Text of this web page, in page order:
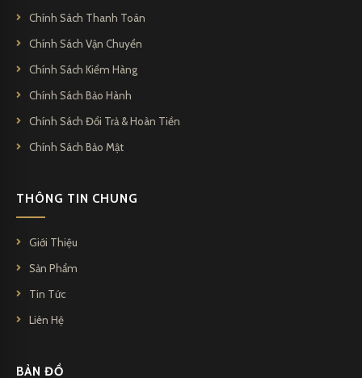
tin cậy và đáng ngưỡng mộ trong ngành công nghiệp viết.
Chính Sách Thanh Toán
Chính Sách Vận Chuyển
Chính Sách Kiểm Hàng
Chính Sách Bảo Hành
Chính Sách Đổi Trả & Hoàn Tiền
Chính Sách Bảo Mật
THÔNG TIN CHUNG
Giới Thiệu
Sản Phẩm
Tin Tức
Liên Hệ
BẢN ĐỒ